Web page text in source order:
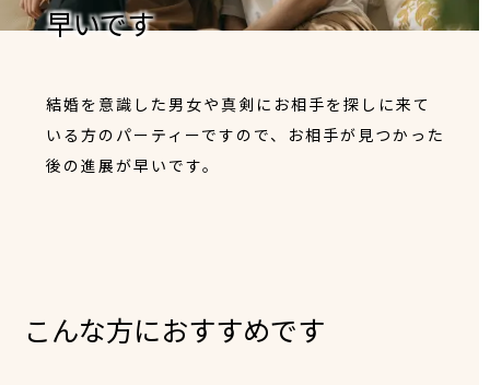
早いです
結婚を意識した男女や真剣にお相手を探しに来て
いる方のパーティーですので、お相手が見つかった
後の進展が早いです。
こんな方におすすめです